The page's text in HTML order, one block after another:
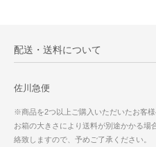
配送・送料について
佐川急便
※商品を2つ以上ご購入いただいたお客
お箱の大きさにより送料が別途かかる場
絡致しますので、予めご了承ください。